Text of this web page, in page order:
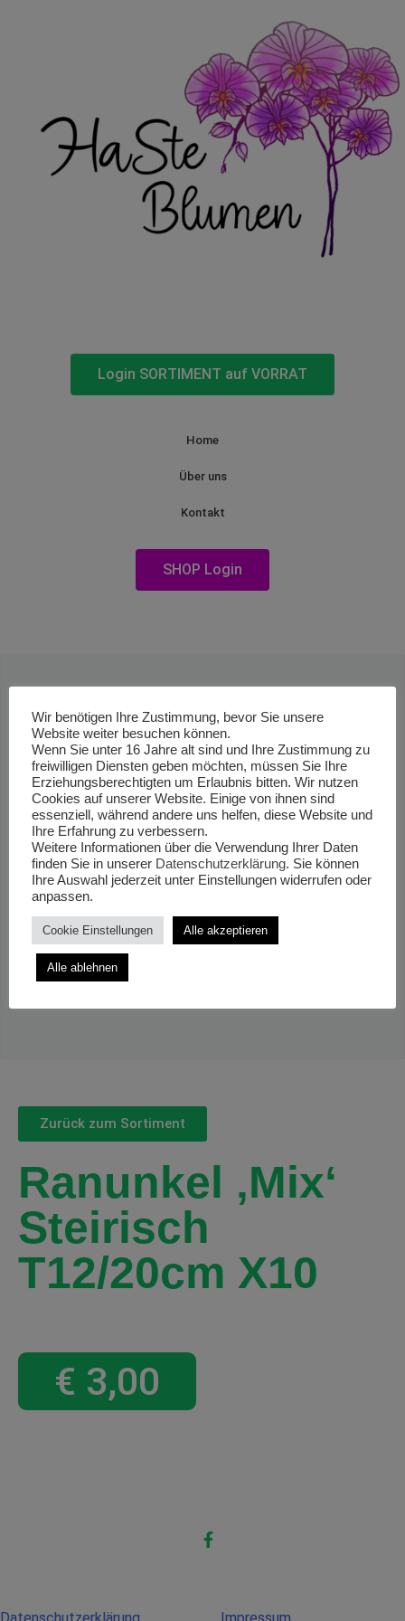
Login SORTIMENT auf VORRAT
Home
Über uns
Kontakt
SHOP Login
Zurück zum Sortiment
Ranunkel ‚Mix‘
Steirisch
T12/20cm X10
€ 3,00
Wir benötigen Ihre Zustimmung, bevor Sie unsere
Website weiter besuchen können.
Wenn Sie unter 16 Jahre alt sind und Ihre Zustimmung zu
freiwilligen Diensten geben möchten, müssen Sie Ihre
Erziehungsberechtigten um Erlaubnis bitten. Wir nutzen
Cookies auf unserer Website. Einige von ihnen sind
essenziell, während andere uns helfen, diese Website und
Ihre Erfahrung zu verbessern.
Weitere Informationen über die Verwendung Ihrer Daten
finden Sie in unserer Datenschutzerklärung. Sie können
Ihre Auswahl jederzeit unter Einstellungen widerrufen oder
anpassen.
Cookie Einstellungen Alle akzeptieren
Alle ablehnen